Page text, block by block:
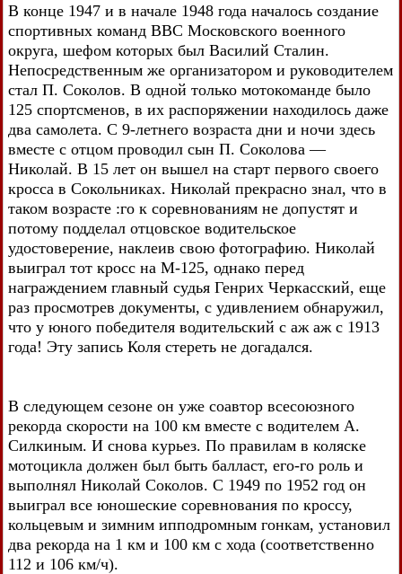
В конце 1947 и в начале 1948 года началось создание
спортивных команд ВВС Московского военного
округа, шефом которых был Василий Сталин.
Непосредственным же организатором и руководителем
стал П. Соколов. В одной только мотокоманде было
125 спортсменов, в их распоряжении находилось даже
два самолета. С 9-летнего возраста дни и ночи здесь
вместе с отцом проводил сын П. Соколова —
Николай. В 15 лет он вышел на старт первого своего
кросса в Сокольниках. Николай прекрасно знал, что в
таком возрасте :го к соревнованиям не допустят и
потому подделал отцовское водительское
удостоверение, наклеив свою фотографию. Николай
выиграл тот кросс на М-125, однако перед
награждением главный судья Генрих Черкасский, еще
раз просмотрев документы, с удивлением обнаружил,
что у юного победителя водительский с аж аж с 1913
года! Эту запись Коля стереть не догадался.
В следующем сезоне он уже соавтор всесоюзного
рекорда скорости на 100 км вместе с водителем А.
Силкиным. И снова курьез. По правилам в коляске
мотоцикла должен был быть балласт, его-го роль и
выполнял Николай Соколов. С 1949 по 1952 год он
выиграл все юношеские соревнования по кроссу,
кольцевым и зимним ипподромным гонкам, установил
два рекорда на 1 км и 100 км с хода (соответственно
112 и 106 км/ч).